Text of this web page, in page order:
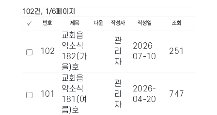
102건, 1/6페이지
102
교회음
악소식
182(가
을)호
관
리
자
2026-
07-10
251
101
교회음
악소식
181(여
름)호
관
리
자
2026-
04-20
747